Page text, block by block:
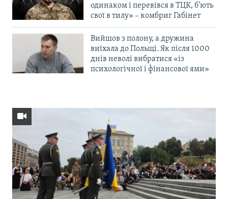
одинаком і перевівся в ТЦК, б’ють
свої в тилу» – комбриг Габінет
Вийшов з полону, а дружина
виїхала до Польщі. Як після 1000
днів неволі вибратися «із
психологічної і фінансової ями»